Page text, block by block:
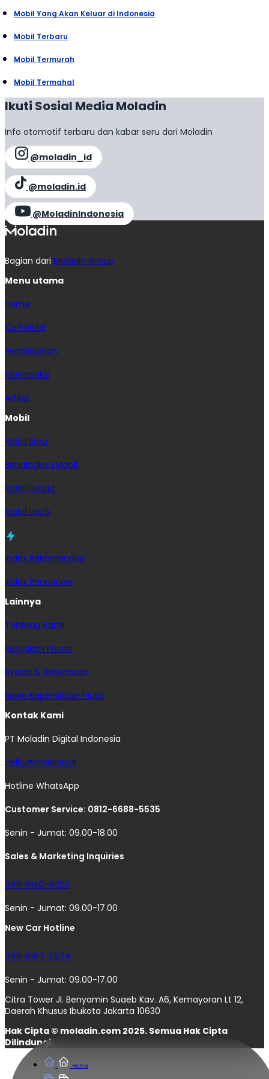
Home
Mobil Yang Akan Keluar di Indonesia
Mobil Terbaru
Mobil Termurah
Mobil Termahal
Ikuti Sosial Media Moladin
Info otomotif terbaru dan kabar seru dari Moladin
@moladin_id
@moladin.id
@MoladinIndonesia
Bagian dari Moladin Group
Menu utama
Home
Cari Mobil
Pembiayaan
MoInspeksi
Artikel
Mobil
Mobil Baru
Bandingkan Mobil
Mobil Hybrid
Mobil Listrik
Index Rekomendasi
Index Pencarian
Lainnya
Tentang Kami
Kebijakan Privasi
Syarat & Ketentuan
Sewa Kepemilikan Mobil
Kontak Kami
PT Moladin Digital Indonesia
hello@moladin.ai
Hotline WhatsApp
Customer Service: 0812-6688-5535
Senin - Jumat: 09.00-18.00
Sales & Marketing Inquiries
0811-8140-8326
Senin - Jumat: 09.00-17.00
New Car Hotline
0811-8147-0574
Senin - Jumat: 09.00-17.00
Citra Tower Jl. Benyamin Suaeb Kav. A6, Kemayoran Lt 12,
Daerah Khusus Ibukota Jakarta 10630
Hak Cipta © moladin.com 2025. Semua Hak Cipta
Dilindungi.